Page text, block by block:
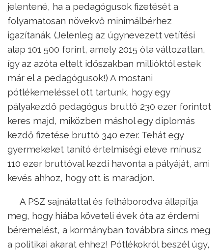
jelentené, ha a pedagógusok fizetését a
folyamatosan növekvő minimálbérhez
igazítanák. (Jelenleg az úgynevezett vetítési
alap 101 500 forint, amely 2015 óta változatlan,
így az azóta eltelt időszakban millióktól estek
már el a pedagógusok!) A mostani
pótlékemeléssel ott tartunk, hogy egy
pályakezdő pedagógus bruttó 230 ezer forintot
keres majd, miközben máshol egy diplomás
kezdő fizetése bruttó 340 ezer. Tehát egy
gyermekeket tanító értelmiségi eleve mínusz
110 ezer bruttóval kezdi havonta a pályáját, ami
kevés ahhoz, hogy ott is maradjon.
A PSZ sajnálattal és felháborodva állapítja
meg, hogy hiába követeli évek óta az érdemi
béremelést, a kormányban továbbra sincs meg
a politikai akarat ehhez! Pótlékokról beszél úgy,